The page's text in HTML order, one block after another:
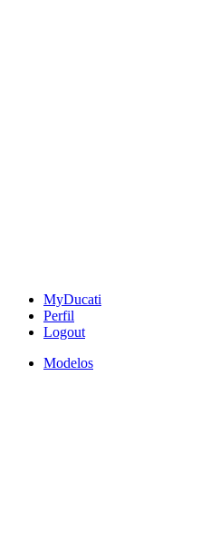
MyDucati
Perfil
Logout
Modelos